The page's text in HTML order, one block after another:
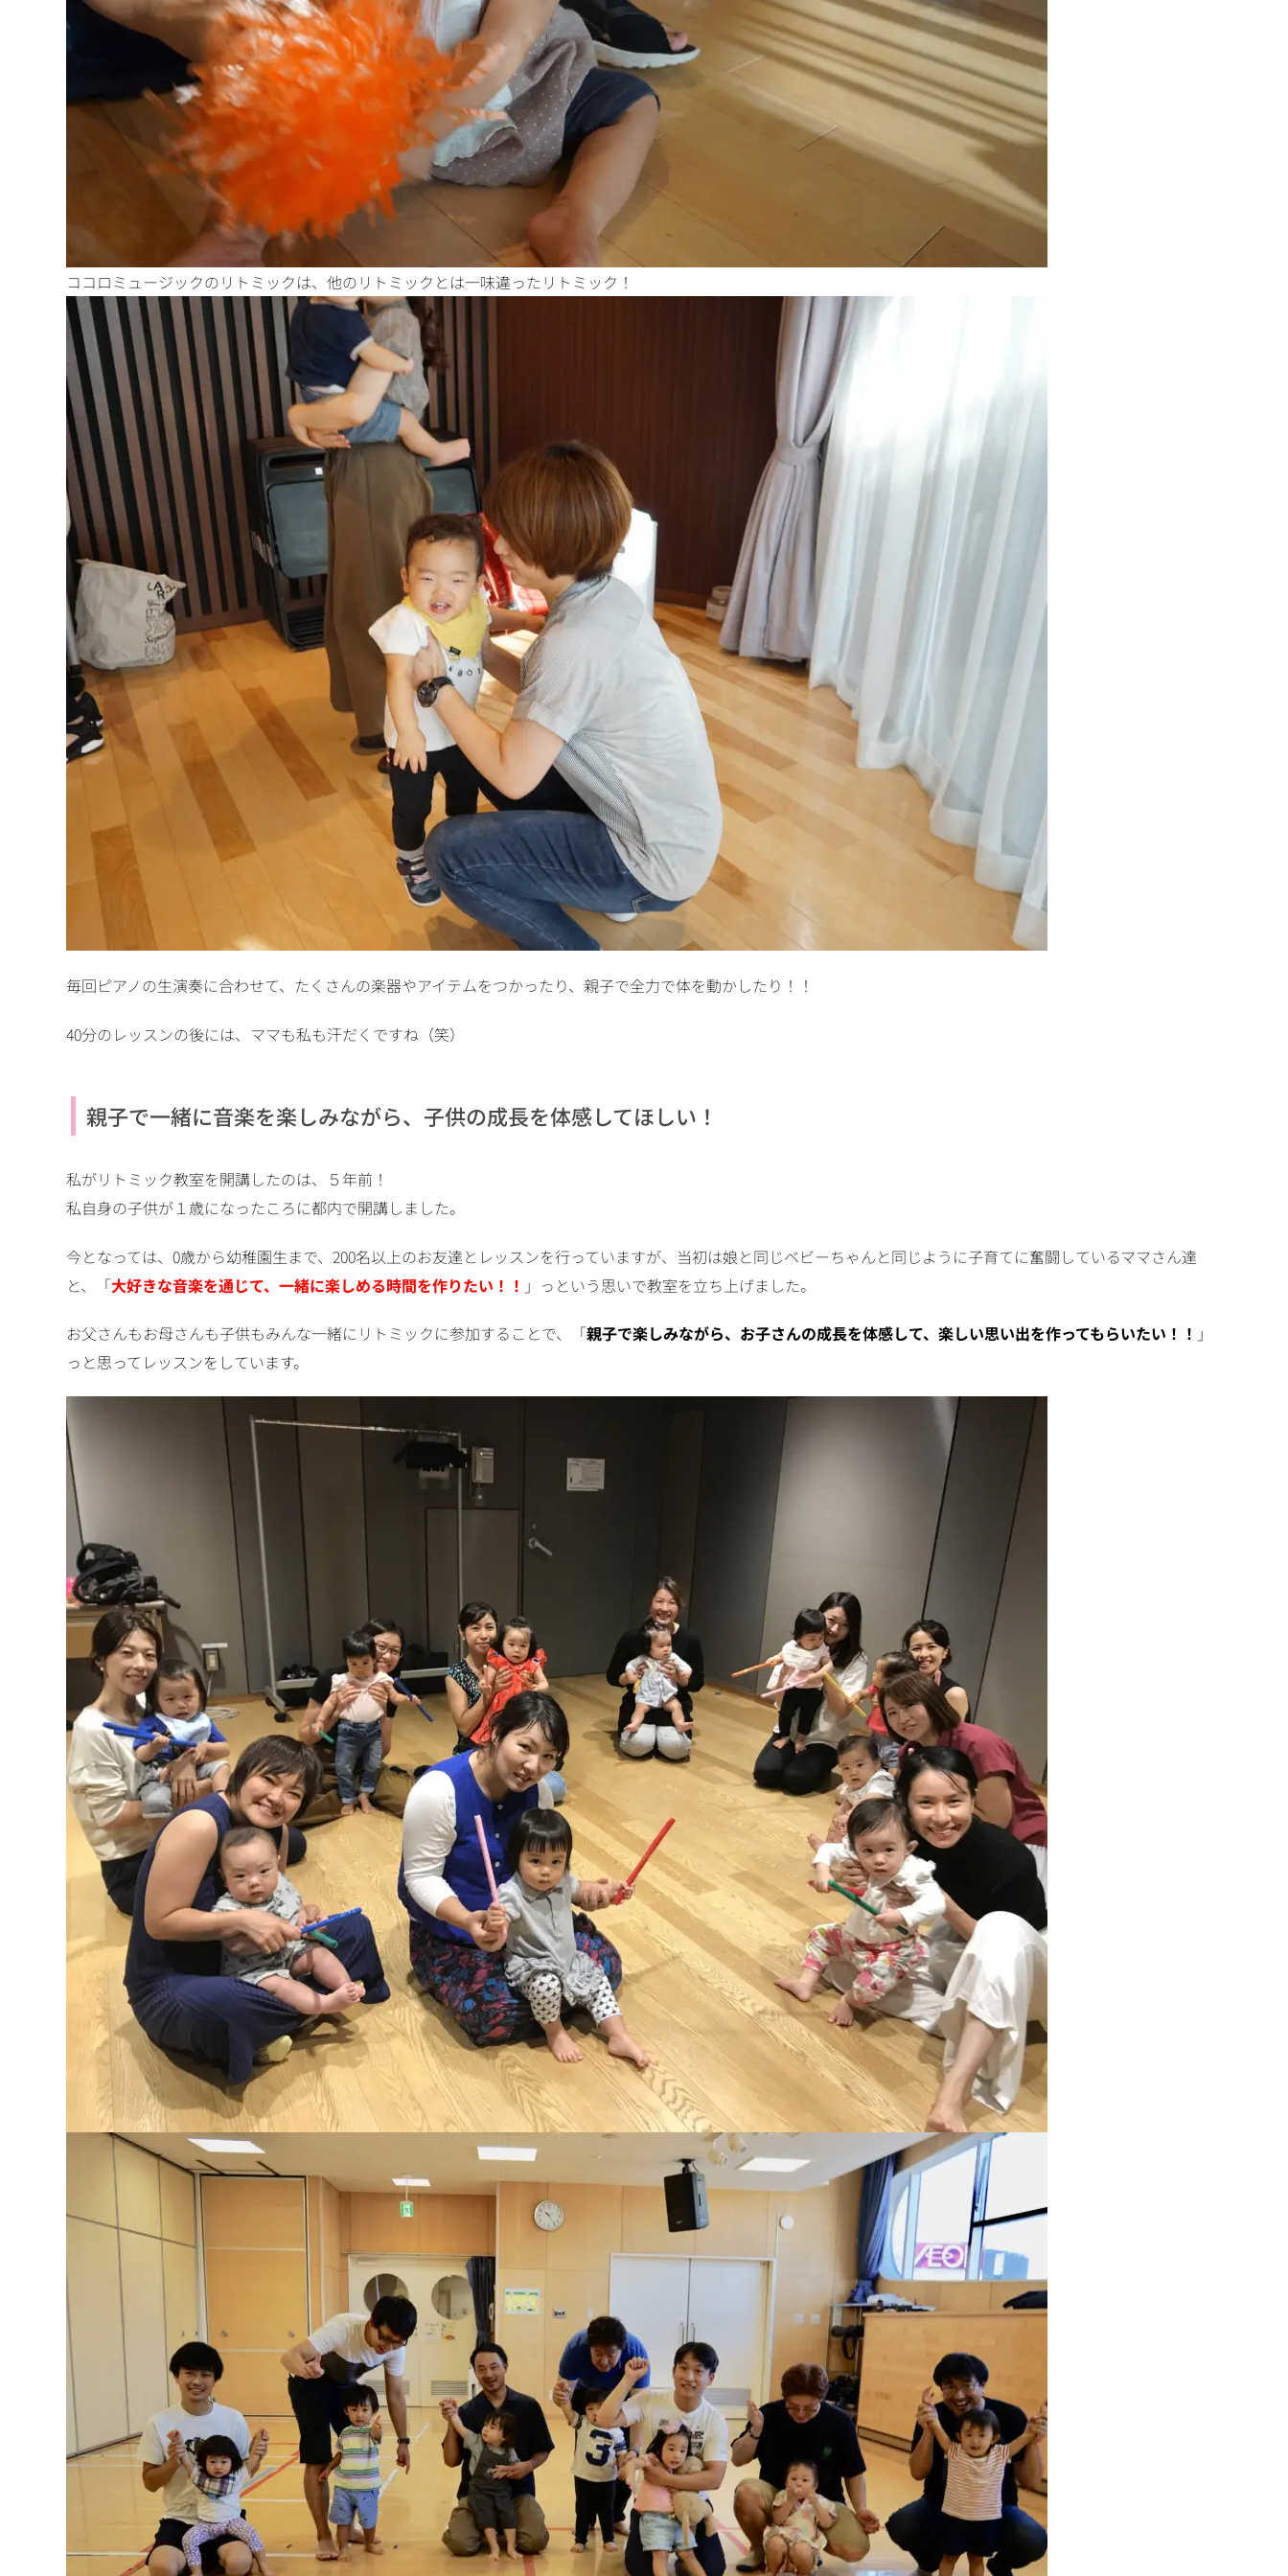
ココロミュージックのリトミックは、他のリトミックとは一味違ったリトミック！
毎回ピアノの生演奏に合わせて、たくさんの楽器やアイテムをつかったり、親子で全力で体を動かしたり！！
40分のレッスンの後には、ママも私も汗だくですね（笑）
親子で一緒に音楽を楽しみながら、子供の成長を体感してほしい！
私がリトミック教室を開講したのは、５年前！
私自身の子供が１歳になったころに都内で開講しました。
今となっては、0歳から幼稚園生まで、200名以上のお友達とレッスンを行っていますが、当初は娘と同じベビーちゃんと同じように子育てに奮闘しているママさん達
と、「大好きな音楽を通じて、一緒に楽しめる時間を作りたい！！ 」っという思いで教室を立ち上げました。
お父さんもお母さんも子供もみんな一緒にリトミックに参加することで、「親子で楽しみながら、お子さんの成長を体感して、楽しい思い出を作ってもらいたい！！ 」
っと思ってレッスンをしています。